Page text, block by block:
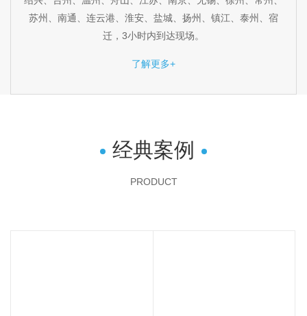
苏州、南通、连云港、淮安、盐城、扬州、镇江、泰州、宿
迁，3小时内到达现场。
了解更多+
经典案例
PRODUCT